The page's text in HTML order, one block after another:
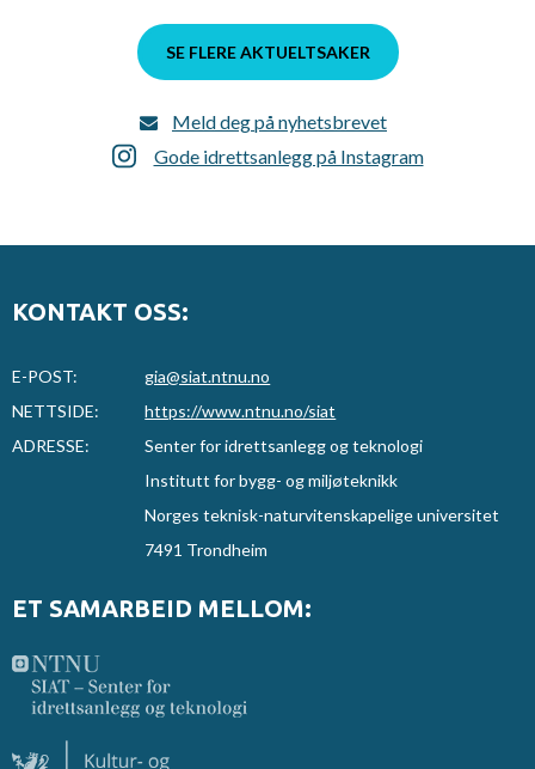
SE FLERE AKTUELTSAKER
Meld deg på nyhetsbrevet
Gode idrettsanlegg på Instagram
KONTAKT OSS:
E-POST:
gia@siat.ntnu.no
NETTSIDE:
https://www.ntnu.no/siat
ADRESSE:
Senter for idrettsanlegg og teknologi
Institutt for bygg- og miljøteknikk
Norges teknisk-naturvitenskapelige universitet
7491 Trondheim
ET SAMARBEID MELLOM: